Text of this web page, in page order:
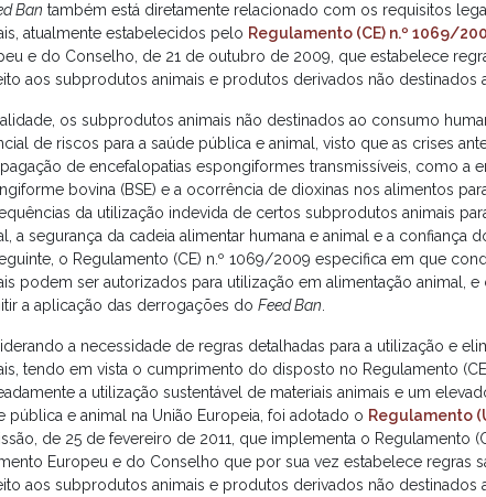
Ban também está diretamente relacionado com os requisitos
atualmente estabelecidos pelo Regulamento (CE) n.º 1069/
e do Conselho, de 21 de outubro de 2009, que estabelece
aos subprodutos animais e produtos derivados não destinados
os subprodutos animais não destinados ao consumo
de riscos para a saúde pública e animal, visto que as crises
de encefalopatias espongiformes transmissíveis, como a
bovina (BSE) e a ocorrência de dioxinas nos alimentos
da utilização indevida de certos subprodutos animais
a segurança da cadeia alimentar humana e animal e a confiança
o Regulamento (CE) n.º 1069/2009 especifica em que
podem ser autorizados para utilização em alimentação animal,
a aplicação das derrogações do Feed Ban.
a necessidade de regras detalhadas para a utilização e
tendo em vista o cumprimento do disposto no Regulamento
a utilização sustentável de materiais animais e um
pública e animal na União Europeia, foi adotado o Regulamento
de 25 de fevereiro de 2011, que implementa o Regulamento
Europeu e do Conselho que por sua vez estabelece regras
aos subprodutos animais e produtos derivados não destinados